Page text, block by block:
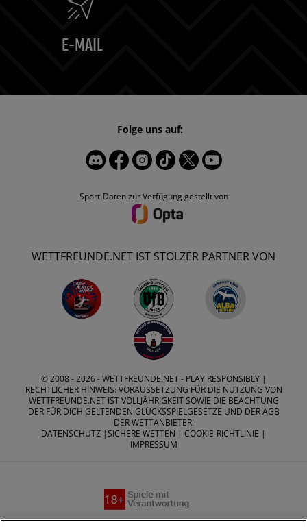
E-MAIL
Sport-Daten zur Verfügung gestellt von
Folge uns auf:
WETTFREUNDE.NET IST STOLZER PARTNER VON
© 2008 - 2026 -WETTFREUNDE.NET- PLAY RESPONSIBLY |
RECHTLICHER HINWEIS: VORAUSSETZUNG FÜR DIE NUTZUNG VON
WETTFREUNDE.NET IST VOLLJÄHRIGKEIT SOWIE DIE BEACHTUNG
DER FÜR DICH GELTENDEN GLÜCKSSPIELGESETZE UND DER AGB
DER WETTANBIETER!
DATENSCHUTZ |SICHERE WETTEN | COOKIE-RICHTLINIE |
IMPRESSUM